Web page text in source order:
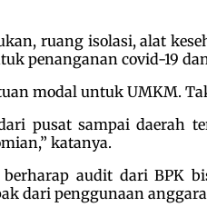
ruang isolasi, alat
penanganan covid-19
modal untuk UMKM.
pusat sampai
katanya.
audit dari BPK
dari penggunaan